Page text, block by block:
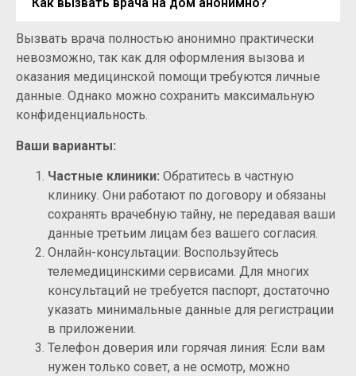
Как вызвать врача на дом анонимно?
Вызвать врача полностью анонимно практически
невозможно, так как для оформления вызова и
оказания медицинской помощи требуются личные
данные. Однако можно сохранить максимальную
конфиденциальность.
Ваши варианты:
Частные клиники: Обратитесь в частную
клинику. Они работают по договору и обязаны
сохранять врачебную тайну, не передавая ваши
данные третьим лицам без вашего согласия.
Онлайн-консультации: Воспользуйтесь
телемедицинскими сервисами. Для многих
консультаций не требуется паспорт, достаточно
указать минимальные данные для регистрации
в приложении.
Телефон доверия или горячая линия: Если вам
нужен только совет, а не осмотр, можно